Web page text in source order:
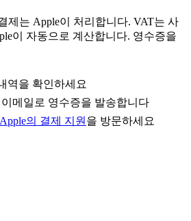
제는 Apple이 처리합니다. VAT는 사
이 자동으로 계산합니다. 영수증을
역을 확인하세요
메일로 영수증을 발송합니다
Apple의 결제 지원 을 방문하세요